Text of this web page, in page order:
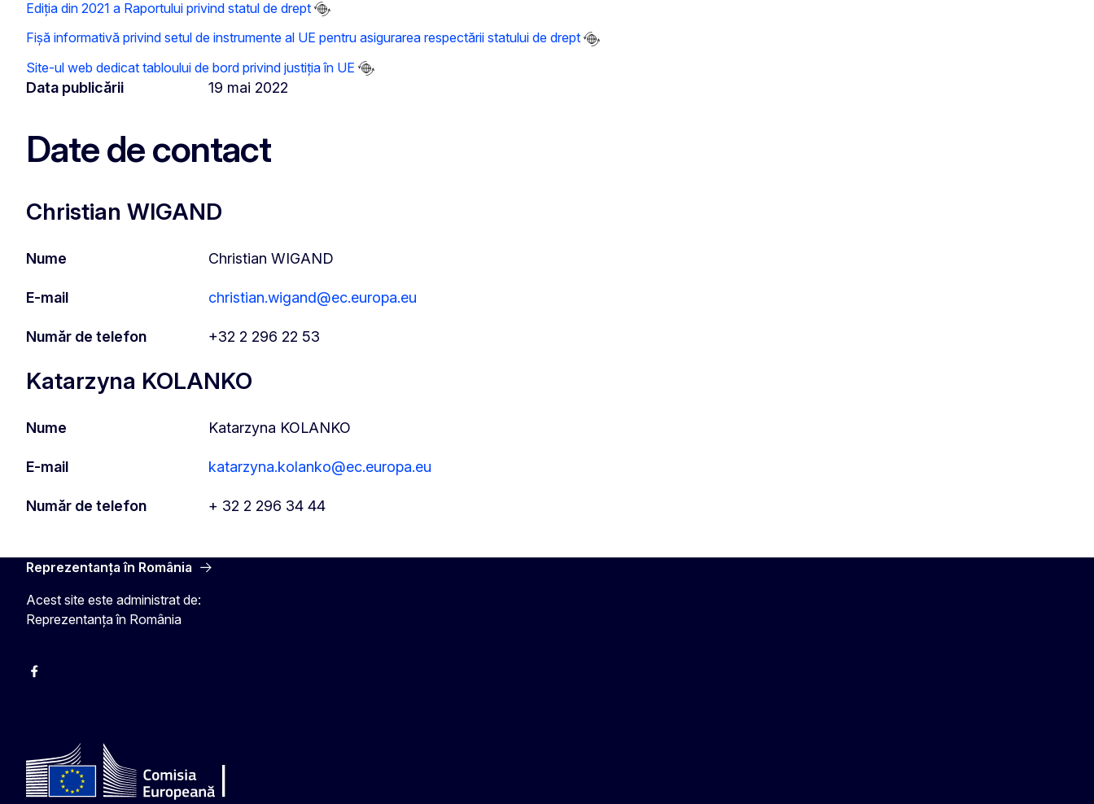
Ediția din 2021 a Raportului privind statul de drept
Fișă informativă privind setul de instrumente al UE pentru asigurarea respectării statului de drept
Site-ul web dedicat tabloului de bord privind justiția în UE
Data publicării 19 mai 2022
Date de contact
Christian WIGAND
Nume Christian WIGAND
E-mail christian.wigand@ec.europa.eu
Număr de telefon +32 2 296 22 53
Katarzyna KOLANKO
Nume Katarzyna KOLANKO
E-mail katarzyna.kolanko@ec.europa.eu
Număr de telefon + 32 2 296 34 44
Reprezentanța în România
Acest site este administrat de:
Reprezentanța în România
Facebook